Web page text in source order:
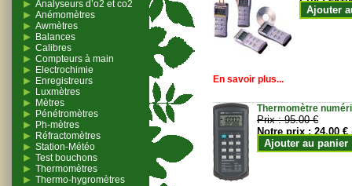
Analyseurs d’o2 et co2
Anémomètres
Awmètres
Balances
Calibres
Compteurs à main
Electrochimie
Enregistreurs
Luxmètres
Mètres
Pénétromètres
Ph-mètres
Réfractomètres
Station-Météo
Test bouchons
Thermomètres
Thermo-hygromètres
Ajouter
En savoir plus...
Thermomètre
Prix :95.00 €
Notre prix :24.00 €
Ajouter au panier